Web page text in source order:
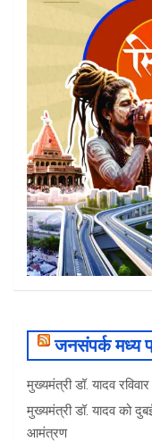
जनसंपर्क मध्य
मुख्यमंत्री डॉ. यादव
मुख्यमंत्री डॉ. यादव को
आमंत्रण